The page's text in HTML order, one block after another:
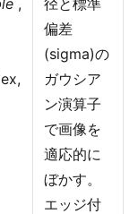
偏差
(sigma)の
ガウシア
ン演算子
で画像を
適応的に
ぼかす。
エッジ付